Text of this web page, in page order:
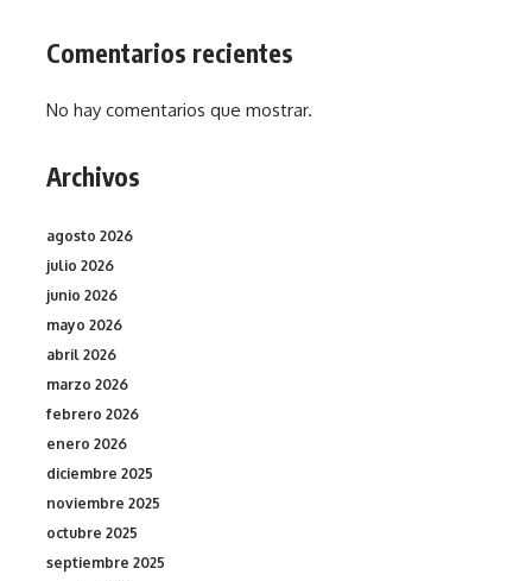
Comentarios recientes
No hay comentarios que mostrar.
Archivos
agosto 2026
julio 2026
junio 2026
mayo 2026
abril 2026
marzo 2026
febrero 2026
enero 2026
diciembre 2025
noviembre 2025
octubre 2025
septiembre 2025